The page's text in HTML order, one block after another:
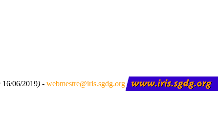
16/06/2019) - webmestre@iris.sgdg.org